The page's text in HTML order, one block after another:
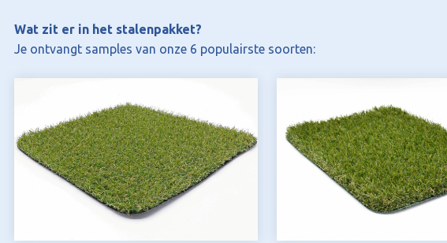
Wat zit er in het stalenpakket?
Je ontvangt samples van onze 6 populairste soorten: